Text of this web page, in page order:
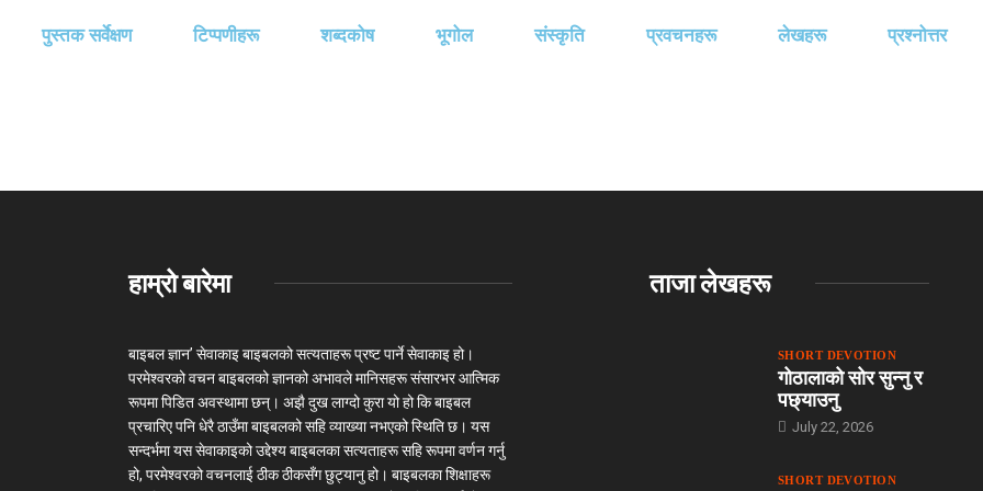
पुस्तक सर्वेक्षण टिप्पणीहरू शब्दकोष भूगोल संस्कृति प्रवचनहरू लेखहरू प्रश्‍नोत्तर
हाम्रो बारेमा
बाइबल ज्ञान’ सेवाकाइ बाइबलको सत्यताहरू प्रष्ट पार्ने सेवाकाइ हो।
परमेश्‍वरको वचन बाइबलको ज्ञानको अभावले मानिसहरू संसारभर आत्मिक
रूपमा पिडित अवस्थामा छन्। अझै दुख लाग्दो कुरा यो हो कि बाइबल
प्रचारिए पनि धेरै ठाउँमा बाइबलको सहि व्याख्या नभएको स्थिति छ। यस
सन्दर्भमा यस सेवाकाइको उद्देश्य बाइबलका सत्यताहरू सहि रूपमा वर्णन गर्नु
हो, परमेश्वरको वचनलाई ठीक ठीकसँग छुट्यानु हो। बाइबलका शिक्षाहरू
ताजा लेखहरू
SHORT DEVOTION
गोठालाको सोर सुन्नु र
पछ्याउनु
July 22, 2026
SHORT DEVOTION